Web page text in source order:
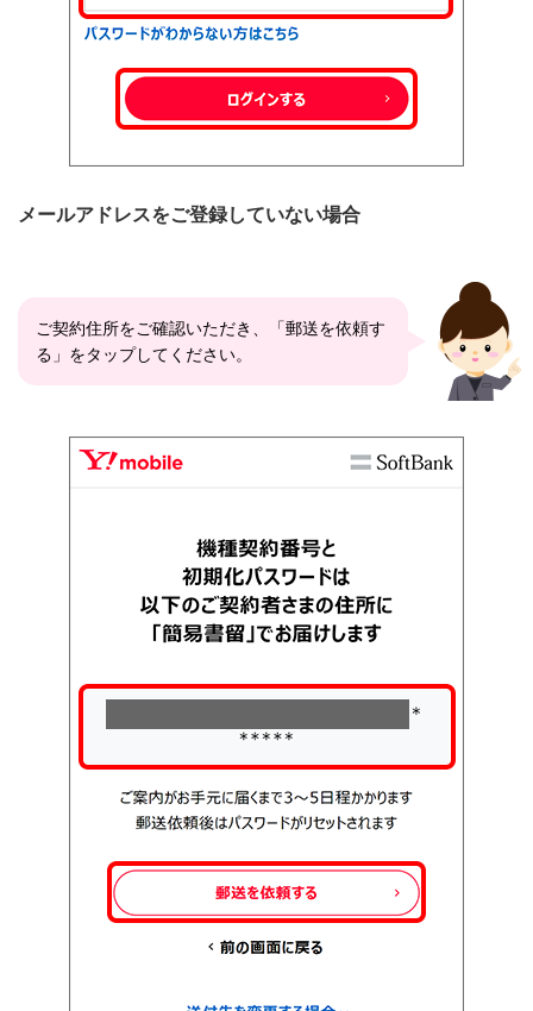
メールアドレスをご登録していない場合
ご契約住所をご確認いただき、「郵送を依頼す
る」をタップしてください。